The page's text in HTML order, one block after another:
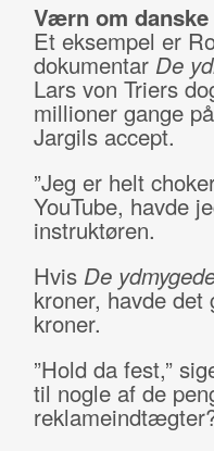
Værn om
Et eksempel er
dokumentar De
Lars von Triers
millioner gange
Jargils accept.
”Jeg er helt
YouTube, havde
instruktøren.
Hvis De
kroner, havde
kroner.
”Hold da fest,”
til nogle af de